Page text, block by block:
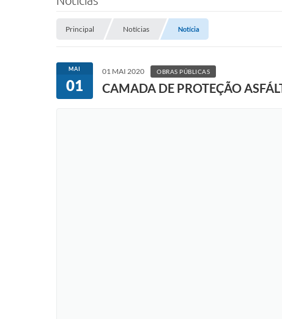
Principal Notícias Notícia
MAI
01
01 MAI 2020 OBRAS PÚBLICAS
CAMADA DE PROTEÇÃO